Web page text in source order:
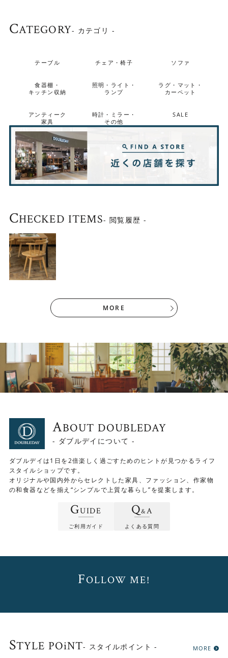
えてくれます。 細身のスポークデザインは軽やかで、空間
選べる2色
温もりを感じるオークと、シックで落ち着いた印象のブラ
ックの2色をご用意しています。 異なる色を組み合わせて
も、洗練されたコーディネートを楽しめます。
ます
CATEGORY- カテゴリ -
テーブル チェア・椅子 ソファ
食器棚・
キッチン収納
照明・ライト・
ランプ
ラグ・マット・
カーペット
アンティーク
家具
時計・ミラー・
その他
SALE
CHECKED ITEMS- 閲覧履歴 -
MORE
ABOUT DOUBLEDAY
- ダブルデイについて -
ダブルデイは1日を2倍楽しく過ごすためのヒントが見つかるライフ
スタイルショップです。
オリジナルや国内外からセレクトした家具、ファッション、作家物
の和食器などを揃え“シンプルで上質な暮らし”を提案します。
GUIDE
ご利用ガイド
Q&A
よくある質問
FOLLOW ME!
STYLE POiNT- スタイルポイント - MORE